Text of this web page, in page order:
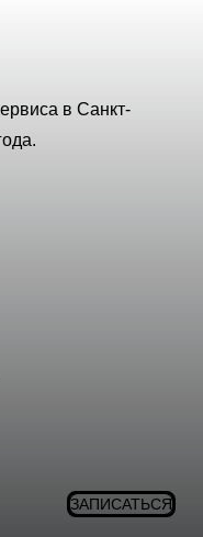
в Санкт-
ЗАПИСАТЬСЯ